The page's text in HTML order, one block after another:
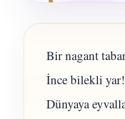
Bir nagant
İnce bilekli yar!
Dünyaya